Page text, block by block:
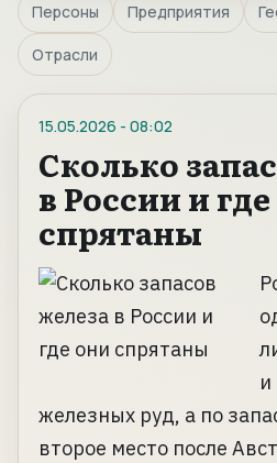
Персоны Предприятия
Отрасли
15.05.2026 - 08:02
Сколько
в России и
спрятаны
и
железных руд, а по
второе место после